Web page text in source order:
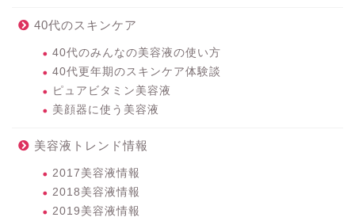
40代のスキンケア
40代のみんなの美容液の使い方
40代更年期のスキンケア体験談
ピュアビタミン美容液
美顔器に使う美容液
美容液トレンド情報
2017美容液情報
2018美容液情報
2019美容液情報